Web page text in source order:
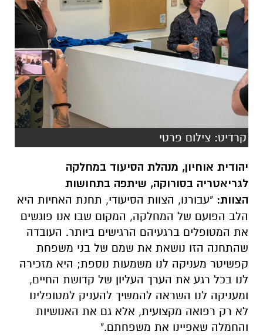
קרדיט: צילום פרטי
יהודית אוחיון, מנהלת הסיעוד במחלקה
לגריאטריה בסורוקה, שיתפה בתחושות
הצוות: "עבורנו, הצוות הסיעודי, תחנת האחיות היא
הלב הפועם של המחלקה, המקום שבו אנו פוגשים
את המטופלים ברגעיהם הרגישים ביותר. העובדה
שהתחנה הזו נושאת את שמם של בני משפחת
קפשיטר מעניקה לנו משמעות נוספת; היא מזכירה
לנו בכל רגע את הערך העליון של קדושת החיים,
ומעניקה לנו השראה להמשיך להעניק למטופלינו
לא רק רפואה מקצועית, אלא גם את האנושיות
והחמלה שאפיינו את משפחתם."